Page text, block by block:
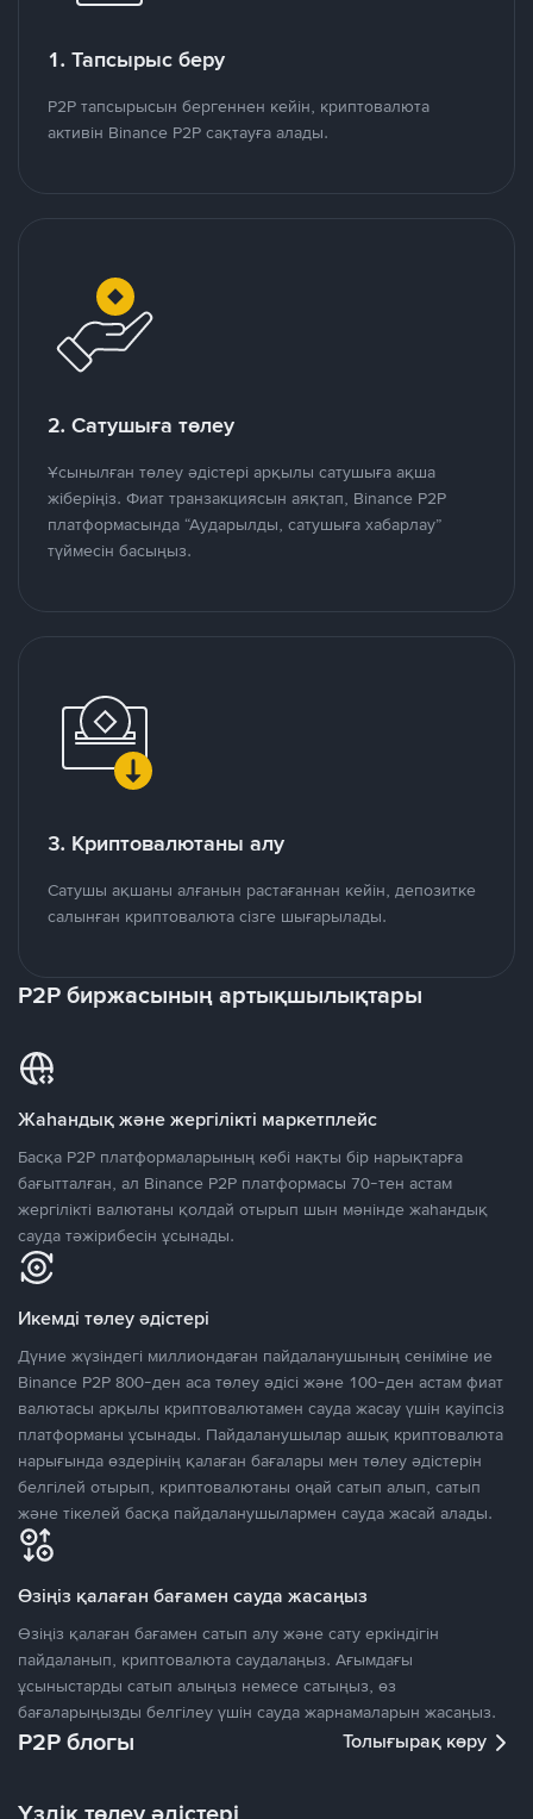
1. Тапсырыс беру
P2P тапсырысын бергеннен кейін, криптовалюта
активін Binance P2P сақтауға алады.
2. Сатушыға төлеу
Ұсынылған төлеу әдістері арқылы сатушыға ақша
жіберіңіз. Фиат транзакциясын аяқтап, Binance P2P
платформасында “Аударылды, сатушыға хабарлау”
түймесін басыңыз.
3. Криптовалютаны алу
Сатушы ақшаны алғанын растағаннан кейін, депозитке
салынған криптовалюта сізге шығарылады.
P2P биржасының артықшылықтары
Жаһандық және жергілікті маркетплейс
Басқа P2P платформаларының көбі нақты бір нарықтарға
бағытталған, ал Binance P2P платформасы 70-тен астам
жергілікті валютаны қолдай отырып шын мәнінде жаһандық
сауда тәжірибесін ұсынады.
Икемді төлеу әдістері
Дүние жүзіндегі миллиондаған пайдаланушының сеніміне ие
Binance P2P 800-ден аса төлеу әдісі және 100-ден астам фиат
валютасы арқылы криптовалютамен сауда жасау үшін қауіпсіз
платформаны ұсынады. Пайдаланушылар ашық криптовалюта
нарығында өздерінің қалаған бағалары мен төлеу әдістерін
белгілей отырып, криптовалютаны оңай сатып алып, сатып
және тікелей басқа пайдаланушылармен сауда жасай алады.
Өзіңіз қалаған бағамен сауда жасаңыз
Өзіңіз қалаған бағамен сатып алу және сату еркіндігін
пайдаланып, криптовалюта саудалаңыз. Ағымдағы
ұсыныстарды сатып алыңыз немесе сатыңыз, өз
бағаларыңызды белгілеу үшін сауда жарнамаларын жасаңыз.
P2P блогы Толығырақ көру